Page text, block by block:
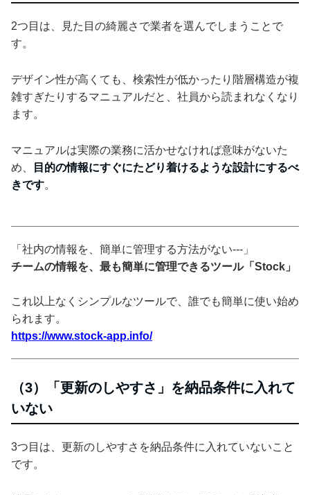
2つ目は、見た目の綺麗さで業者を選んでしまうことで
す。
デザイン性が高くても、検索性が低かったり階層構造が複
雑すぎたりするマニュアルだと、社員から読まれなくなり
ます。
マニュアルは実際の業務に活かせなければ意味がないた
め、
目的の情報にすぐにたどり着けるような設計にするべ
きです。
「社内の情報を、簡単に管理する方法がない---」
チームの情報を、最も簡単に管理できるツール「Stock」
これ以上なくシンプルなツールで、誰でも簡単に使い始め
られます。
https://www.stock-app.info/
（3）「更新のしやすさ」を納品条件に入れて
いない
3つ目は、更新のしやすさを納品条件に入れていないこと
です。